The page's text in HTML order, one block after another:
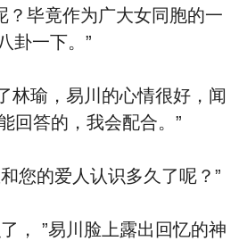
？毕竟作为广大女同胞的一
卦一下。”
瑜，易川的心情很好，闻
回答的，我会配合。”
您的爱人认识多久了呢？”
， ”易川脸上露出回忆的神